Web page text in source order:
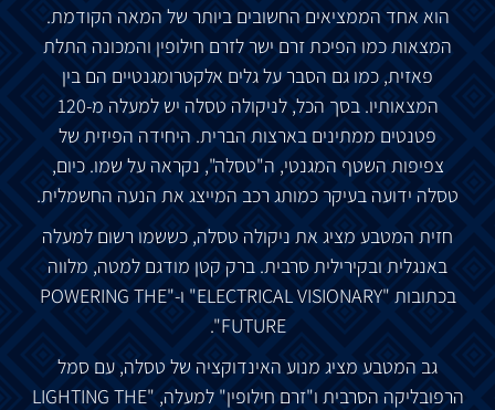
הוא אחד הממציאים החשובים ביותר של המאה הקודמת.
המצאות כמו הפיכת זרם ישר לזרם חילופין והמכונה התלת
פאזית, כמו גם הסבר על גלים אלקטרומגנטיים הם בין
המצאותיו. בסך הכל, לניקולה טסלה יש למעלה מ-120
פטנטים ממתינים בארצות הברית. היחידה הפיזית של
צפיפות השטף המגנטי, ה"טסלה", נקראה על שמו. כיום,
טסלה ידועה בעיקר כמותג רכב המייצג את הנעה החשמלית.
חזית המטבע מציג את ניקולה טסלה, כששמו רשום למעלה
באנגלית ובקירילית סרבית. ברק קטן מודגם למטה, מלווה
בכתובות "ELECTRICAL VISIONARY" ו-"POWERING THE
FUTURE".
גב המטבע מציג מנוע האינדוקציה של טסלה, עם סמל
הרפובליקה הסרבית ו"זרם חילופין" למעלה, "LIGHTING THE